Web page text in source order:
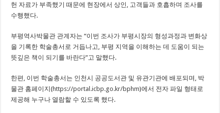
헌 자료가 부족했기 때문에 현장에서 상인, 고객들과 호흡하며 조사를
수행했다.
부평역사박물관 관계자는 “이번 조사가 부평시장의 형성과정과 변화상
을 기록한 학술총서로 거듭나고, 부평 지역을 이해하는 데 도움이 되는
뜻깊은 책이 되기를 바란다”고 말했다.
한편, 이번 학술총서는 인천시 공공도서관 및 유관기관에 배포되며, 박
물관 홈페이지(https://portal.icbp.go.kr/bphm)에서 전자 파일 형태로
제공해 누구나 열람할 수 있도록 했다.